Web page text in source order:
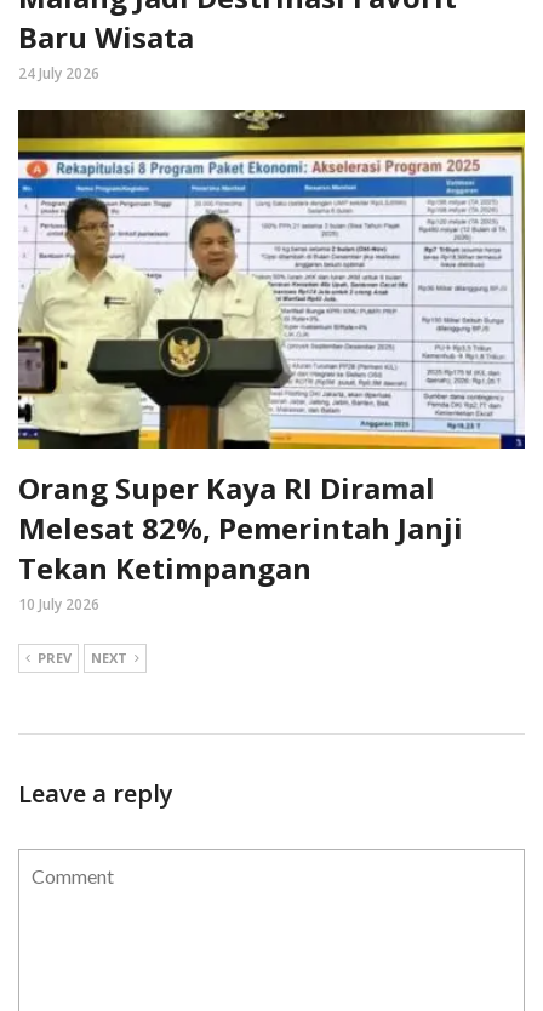
Baru Wisata
24 July 2026
Orang Super Kaya RI Diramal
Melesat 82%, Pemerintah Janji
Tekan Ketimpangan
10 July 2026
PREV NEXT
Leave a reply